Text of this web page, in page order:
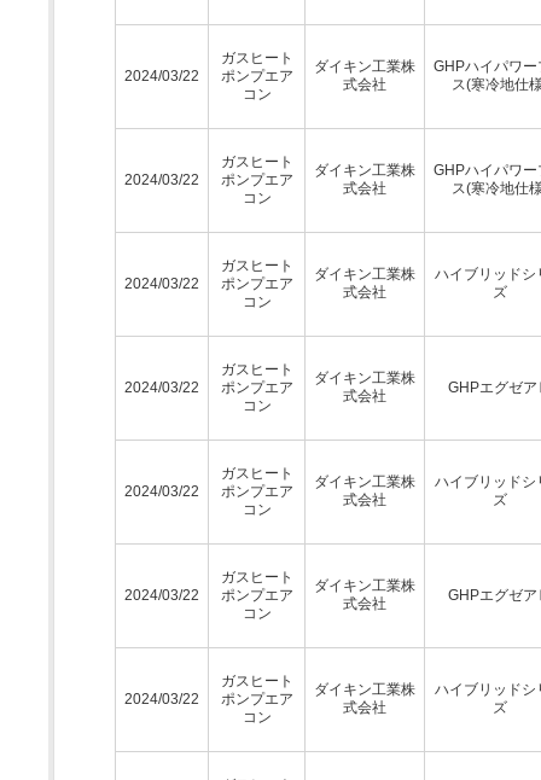
2024/03/22
ガスヒート
ポンプエア
コン
ダイキン工業株
式会社
GHPハイパワー
ス(寒冷地仕
2024/03/22
ガスヒート
ポンプエア
コン
ダイキン工業株
式会社
GHPハイパワー
ス(寒冷地仕
2024/03/22
ガスヒート
ポンプエア
コン
ダイキン工業株
式会社
ハイブリッドシ
ズ
2024/03/22
ガスヒート
ポンプエア
コン
ダイキン工業株
式会社
GHPエグゼ
2024/03/22
ガスヒート
ポンプエア
コン
ダイキン工業株
式会社
ハイブリッドシ
ズ
2024/03/22
ガスヒート
ポンプエア
コン
ダイキン工業株
式会社
GHPエグゼ
2024/03/22
ガスヒート
ポンプエア
コン
ダイキン工業株
式会社
ハイブリッドシ
ズ